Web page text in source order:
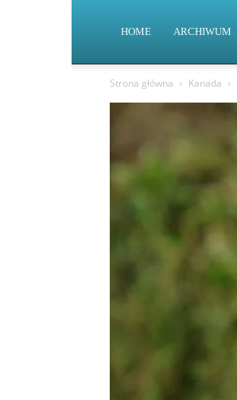
HOME ARCHIWUM
Strona główna Kanada